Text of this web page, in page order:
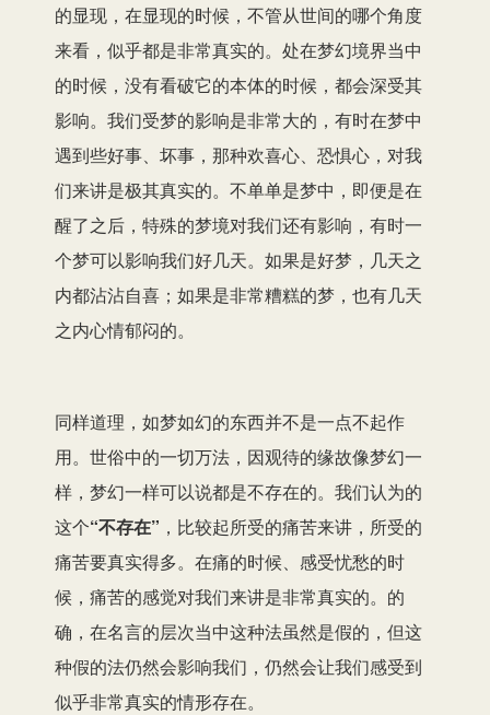
的显现，在显现的时候，不管从世间的哪个角度
来看，似乎都是非常真实的。处在梦幻境界当中
的时候，没有看破它的本体的时候，都会深受其
影响。我们受梦的影响是非常大的，有时在梦中
遇到些好事、坏事，那种欢喜心、恐惧心，对我
们来讲是极其真实的。不单单是梦中，即便是在
醒了之后，特殊的梦境对我们还有影响，有时一
个梦可以影响我们好几天。如果是好梦，几天之
内都沾沾自喜；如果是非常糟糕的梦，也有几天
之内心情郁闷的。
同样道理，如梦如幻的东西并不是一点不起作
用。世俗中的一切万法，因观待的缘故像梦幻一
样，梦幻一样可以说都是不存在的。我们认为的
这个“不存在” ，比较起所受的痛苦来讲，所受的
痛苦要真实得多。在痛的时候、感受忧愁的时
候，痛苦的感觉对我们来讲是非常真实的。的
确，在名言的层次当中这种法虽然是假的，但这
种假的法仍然会影响我们，仍然会让我们感受到
似乎非常真实的情形存在。